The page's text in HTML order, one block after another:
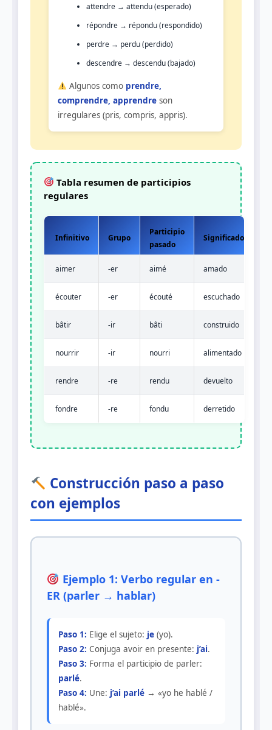
attendre → attendu (esperado)
répondre → répondu (respondido)
perdre → perdu (perdido)
descendre → descendu (bajado)
Algunos como prendre,
comprendre, apprendre son
irregulares (pris, compris, appris).
Tabla resumen de participios
regulares
Infinitivo Grupo
Participio
pasado
Significado
aimer -er aimé amado
écouter -er écouté escuchado
bâtir -ir bâti construido
nourrir -ir nourri alimentado
rendre -re rendu devuelto
fondre -re fondu derretido
Construcción paso a paso
con ejemplos
Ejemplo 1: Verbo regular en -
ER (parler → hablar)
Paso 1: Elige el sujeto: je (yo).
Paso 2: Conjuga avoir en presente: j’ai.
Paso 3: Forma el participio de parler:
parlé.
Paso 4: Une: j’ai parlé → «yo he hablé /
hablé».